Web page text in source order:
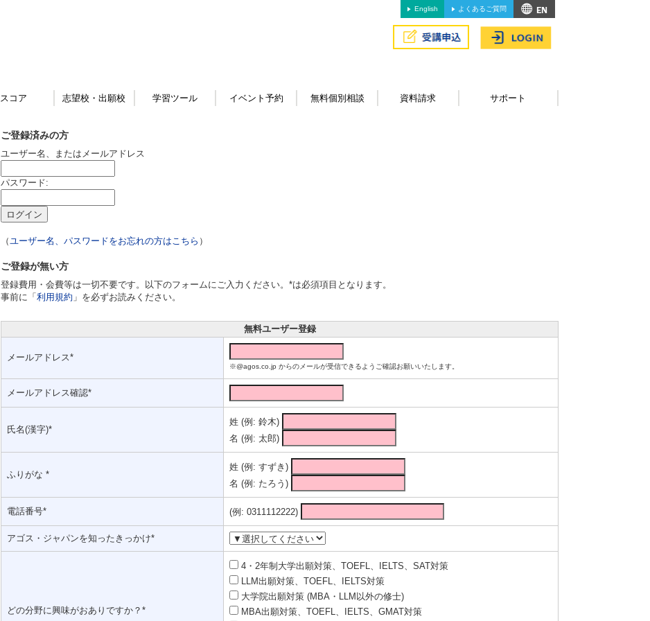
English よくあるご質問
スコア 志望校・出願校 学習ツール イベント予約 無料個別相談 資料請求 サポート
ご登録済みの方
ユーザー名、またはメールアドレス
パスワード:
（ユーザー名、パスワードをお忘れの方はこちら ）
ご登録が無い方
登録費用・会費等は一切不要です。以下のフォームにご入力ください。*は必須項目となります。
事前に「 利用規約 」を必ずお読みください。
無料ユーザー登録
メールアドレス*
※@agos.co.jp からのメールが受信できるようご確認お願いいたします。
メールアドレス確認*
氏名(漢字)*
姓 (例: 鈴木)
名 (例: 太郎)
ふりがな *
姓 (例: すずき)
名 (例: たろう)
電話番号* (例: 0311112222)
アゴス・ジャパンを知ったきっかけ*
どの分野に興味がおありですか？*
4・2年制大学出願対策、TOEFL、IELTS、SAT対策
LLM出願対策、TOEFL、IELTS対策
大学院出願対策 (MBA・LLM以外の修士)
MBA出願対策、TOEFL、IELTS、GMAT対策